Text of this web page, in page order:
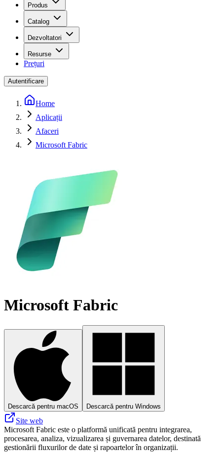
Produs
Catalog
Dezvoltatori
Resurse
Prețuri
Autentificare
Home
Aplicații
Afaceri
Microsoft Fabric
Microsoft Fabric
Descarcă pentru macOS Descarcă pentru Windows
Site web
Microsoft Fabric este o platformă unificată pentru integrarea,
procesarea, analiza, vizualizarea și guvernarea datelor, destinată
gestionării fluxurilor de date și rapoartelor în organizații.